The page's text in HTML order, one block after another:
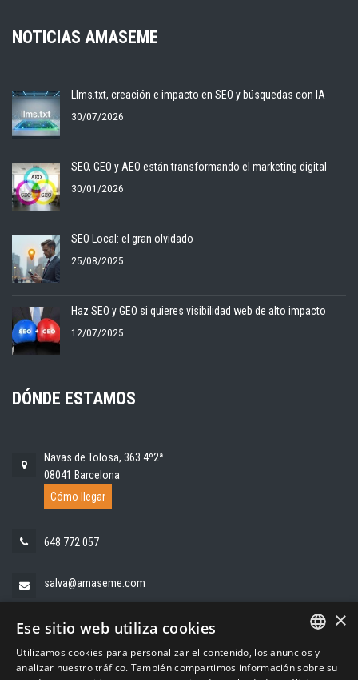
NOTICIAS AMASEME
Llms.txt, creación e impacto en SEO y búsquedas con IA
30/07/2026
SEO, GEO y AEO están transformando el marketing digital
30/01/2026
SEO Local: el gran olvidado
25/08/2025
Haz SEO y GEO si quieres visibilidad web de alto impacto
12/07/2025
DÓNDE ESTAMOS
Navas de Tolosa, 363 4º2ª
08041 Barcelona
Cómo llegar
648 772 057
salva@amaseme.com
SPANISH
×
Ese sitio web utiliza cookies
Utilizamos cookies para personalizar el contenido, los anuncios y
analizar nuestro tráfico. También compartimos información sobre su